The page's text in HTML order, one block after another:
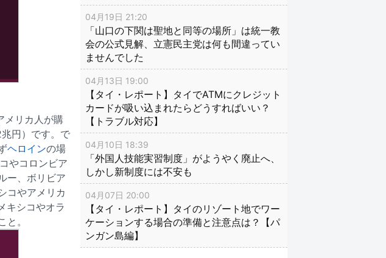
メリカ人が購
円）です。で
ヘロインの場
やコロンビア
ー、ボリビア
コやアメリカ
キシコやオラ
。
04月19日 21:20
「山口の下関は聖地と同等の場所」は統一教
会の公式見解、立憲民主党は何も間違ってい
ませんでした
04月13日 19:00
【タイ・レポート】タイでATMにクレジット
カードが吸い込まれたらどうすればいい？
【トラブル対応】
04月10日 18:39
「外国人技能実習制度」がようやく廃止へ、
しかし新制度には不安も
04月07日 20:00
【タイ・レポート】タイのリゾート地でワー
ケーションする場合の準備と注意点は？【パ
ンガン島編】